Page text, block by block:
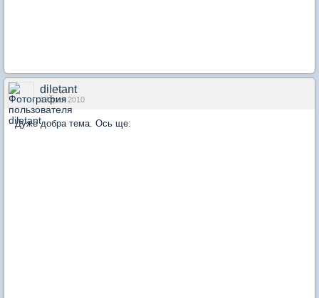
diletant
17 фев 2010
Дуже добра тема. Ось ще: